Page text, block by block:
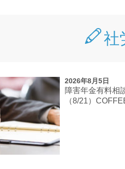
社
2026年8月5日
障害年金有料相
（8/21）